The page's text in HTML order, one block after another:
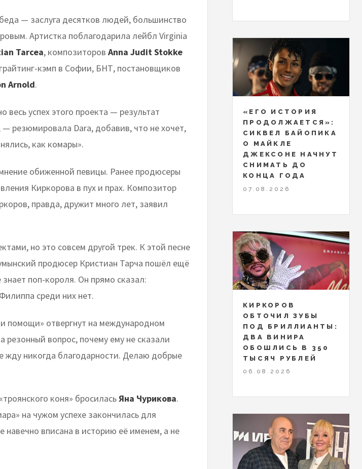
— заслуга десятков людей, большинство
Артистка поблагодарила лейбл Virginia
Tarcea, композиторов Anna Judit Stokke
кэмп в Софии, БНТ, постановщиков
Arnold.
успех этого проекта — результат
резюмировала Dara, добавив, что не хочет,
как комары».
обиженной певицы. Ранее продюсеры
Киркорова в пух и прах. Композитор
правда, дружит много лет, заявил
но это совсем другой трек. К этой песне
продюсер Кристиан Тарча пошёл ещё
поп-короля. Он прямо сказал:
среди них нет.
помощи» отвергнут на международном
резонный вопрос, почему ему не сказали
жду никогда благодарности. Делаю добрые
коня» бросиласьЯна Чурикова.
на чужом успехе закончилась для
навечно вписана в историю её именем, а не
«ЕГО ИСТОРИЯ
ПРОДОЛЖАЕТСЯ»:
СИКВЕЛ БАЙОПИКА
О МАЙКЛЕ
ДЖЕКСОНЕ НАЧНУТ
СНИМАТЬ ДО
КОНЦА ГОДА
07.08.2026
КИРКОРОВ
ОБТОЧИЛ ЗУБЫ
ПОД БРИЛЛИАНТЫ:
ДВА ВИНИРА
ОБОШЛИСЬ В 350
ТЫСЯЧ РУБЛЕЙ
06.08.2026